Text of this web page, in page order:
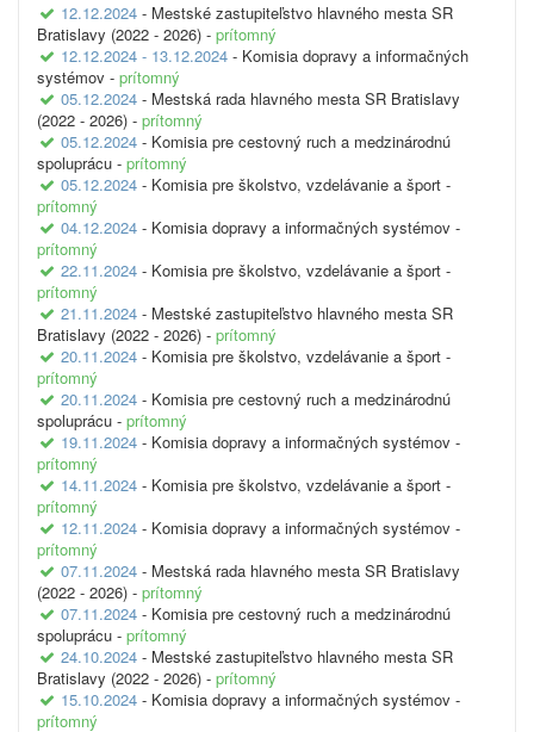
12.12.2024 - Mestské zastupiteľstvo hlavného mesta SR
Bratislavy (2022 - 2026) - prítomný
12.12.2024 - 13.12.2024 - Komisia dopravy a informačných
systémov - prítomný
05.12.2024 - Mestská rada hlavného mesta SR Bratislavy
(2022 - 2026) - prítomný
05.12.2024 - Komisia pre cestovný ruch a medzinárodnú
spoluprácu - prítomný
05.12.2024 - Komisia pre školstvo, vzdelávanie a šport -
prítomný
04.12.2024 - Komisia dopravy a informačných systémov -
prítomný
22.11.2024 - Komisia pre školstvo, vzdelávanie a šport -
prítomný
21.11.2024 - Mestské zastupiteľstvo hlavného mesta SR
Bratislavy (2022 - 2026) - prítomný
20.11.2024 - Komisia pre školstvo, vzdelávanie a šport -
prítomný
20.11.2024 - Komisia pre cestovný ruch a medzinárodnú
spoluprácu - prítomný
19.11.2024 - Komisia dopravy a informačných systémov -
prítomný
14.11.2024 - Komisia pre školstvo, vzdelávanie a šport -
prítomný
12.11.2024 - Komisia dopravy a informačných systémov -
prítomný
07.11.2024 - Mestská rada hlavného mesta SR Bratislavy
(2022 - 2026) - prítomný
07.11.2024 - Komisia pre cestovný ruch a medzinárodnú
spoluprácu - prítomný
24.10.2024 - Mestské zastupiteľstvo hlavného mesta SR
Bratislavy (2022 - 2026) - prítomný
15.10.2024 - Komisia dopravy a informačných systémov -
prítomný